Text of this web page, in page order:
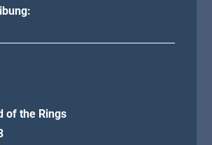
of the Rings